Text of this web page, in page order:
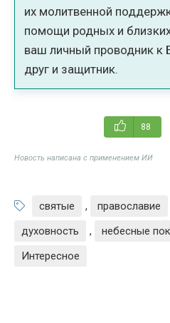
их молитвенной
помощи родных и
ваш личный проводник к
друг и защитник.
88
Новость написана с применением ИИ
святые , православие
духовность
, небесные
Интересное